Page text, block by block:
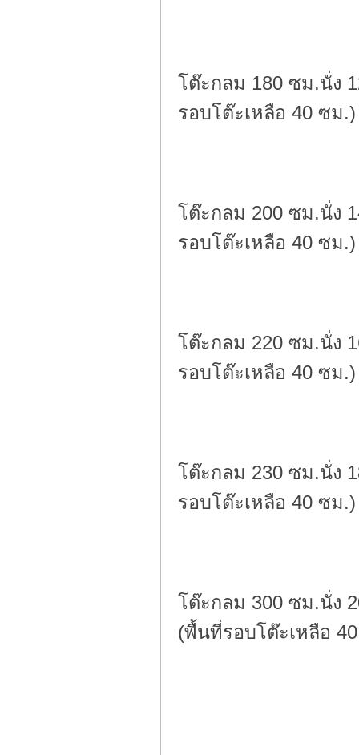
โต๊ะกลม 180 ซม.นั่ง
รอบโต๊ะเหลือ 40 ซม.)
โต๊ะกลม 200 ซม.นั่ง
รอบโต๊ะเหลือ 40 ซม.)
โต๊ะกลม 220 ซม.นั่ง
รอบโต๊ะเหลือ 40 ซม.)
โต๊ะกลม 230 ซม.นั่ง
รอบโต๊ะเหลือ 40 ซม.)
โต๊ะกลม 300 ซม.นั่ง
(พื้นที่รอบโต๊ะเหลือ